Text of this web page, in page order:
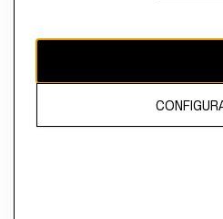
propiedad de H&M Hennes & Mauritz